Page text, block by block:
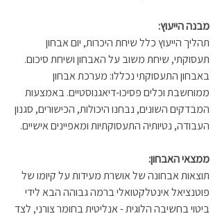
מבנה הייעוץ:
תהליך הייעוץ כלל שיחת היכרות, יום אבחון
תעסוקתי, שיחת משוב על האבחון ושיחת סיכום.
באבחון התעסוקתי נכללו: מערכת אבחון
ממוחשבת וכלים פסיכו-דיאגנוסטיים. באמצעות
המבדקים השונים, נבחנו היכולות, הכישורים, סגנון
העבודה, נטיותיה התעסוקתיות ומאפיינים אישיים.
ממצאי האבחון:
תוצאות אבחונה של אושרת מעידות על קיומו של
פוטנציאל אינטלקטואלי ברמה גבוהה הבא לידי
ביטוי בחשיבה הלוגית - אנליטית בחומר צורני, לצד